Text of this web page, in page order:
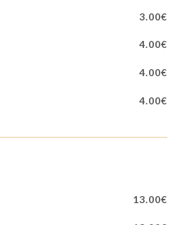
3.00€
4.00€
4.00€
4.00€
13.00€